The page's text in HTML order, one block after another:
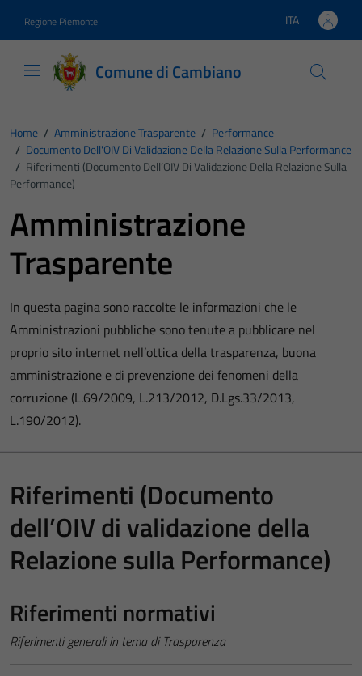
Regione Piemonte Lingua attiva:
ITA
Comune di Cambiano
Home / Amministrazione Trasparente / Performance
/ Documento Dell'OIV Di Validazione Della Relazione Sulla Performance
/ Riferimenti (Documento Dell’OIV Di Validazione Della Relazione Sulla
Performance)
Amministrazione
Trasparente
In questa pagina sono raccolte le informazioni che le
Amministrazioni pubbliche sono tenute a pubblicare nel
proprio sito internet nell’ottica della trasparenza, buona
amministrazione e di prevenzione dei fenomeni della
corruzione (L.69/2009, L.213/2012, D.Lgs.33/2013,
L.190/2012).
Riferimenti (Documento
dell’OIV di validazione della
Relazione sulla Performance)
Riferimenti normativi
Riferimenti generali in tema di Trasparenza